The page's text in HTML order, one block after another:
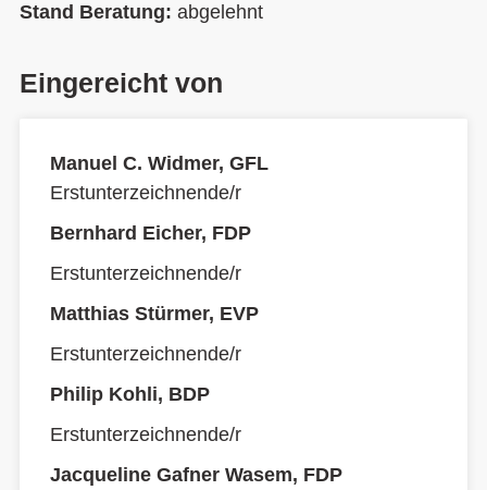
Stand Beratung: abgelehnt
Eingereicht von
Manuel C. Widmer, GFL
Erstunterzeichnende/r
Bernhard Eicher, FDP
Erstunterzeichnende/r
Matthias Stürmer, EVP
Erstunterzeichnende/r
Philip Kohli, BDP
Erstunterzeichnende/r
Jacqueline Gafner Wasem, FDP